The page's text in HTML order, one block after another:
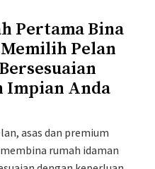
Pertama Bina
Pelan
Impian Anda
asas dan premium
rumah idaman